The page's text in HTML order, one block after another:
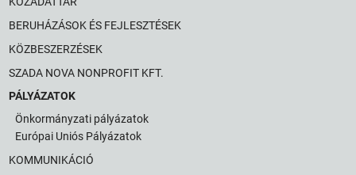
BERUHÁZÁSOK ÉS FEJLESZTÉSEK
KÖZBESZERZÉSEK
SZADA NOVA NONPROFIT KFT.
PÁLYÁZATOK
Önkormányzati pályázatok
Európai Uniós Pályázatok
KOMMUNIKÁCIÓ